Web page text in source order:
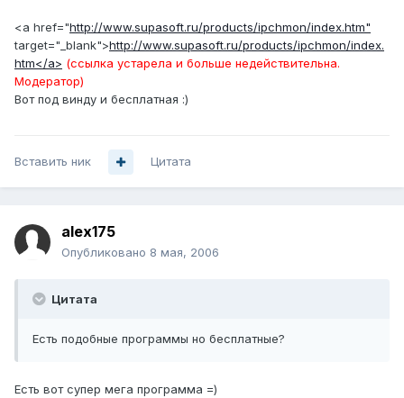
<a href="http://www.supasoft.ru/products/ipchmon/index.htm"
target="_blank">http://www.supasoft.ru/products/ipchmon/index.
htm</a> (ссылка устарела и больше недействительна.
Модератор)
Вот под винду и беcплатная :)
Вставить ник Цитата
alex175
Опубликовано 8 мая, 2006
Цитата
Есть подобные программы но бесплатные?
Есть вот супер мега программа =)